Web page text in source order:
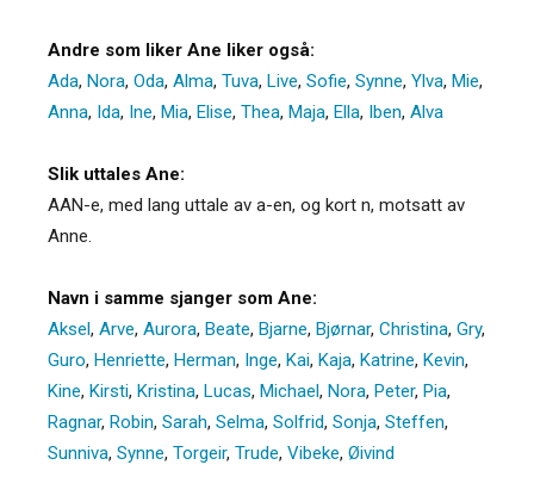
Andre som liker Ane liker også:
Ada, Nora, Oda, Alma, Tuva, Live, Sofie, Synne, Ylva, Mie,
Anna, Ida, Ine, Mia, Elise, Thea, Maja, Ella, Iben, Alva
Slik uttales Ane:
AAN-e, med lang uttale av a-en, og kort n, motsatt av
Anne.
Navn i samme sjanger som Ane:
Aksel, Arve, Aurora, Beate, Bjarne, Bjørnar, Christina, Gry,
Guro, Henriette, Herman, Inge, Kai, Kaja, Katrine, Kevin,
Kine, Kirsti, Kristina, Lucas, Michael, Nora, Peter, Pia,
Ragnar, Robin, Sarah, Selma, Solfrid, Sonja, Steffen,
Sunniva, Synne, Torgeir, Trude, Vibeke, Øivind